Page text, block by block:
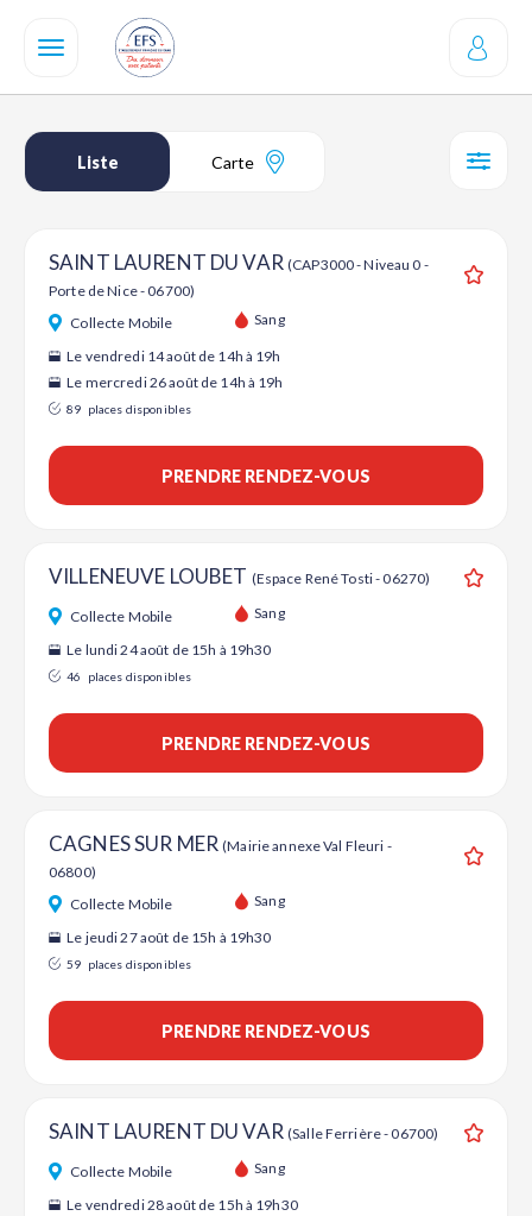
contenu
Liste Carte
SAINT LAURENT DU VAR (CAP3000 - Niveau 0 -
Porte de Nice - 06700)
Collecte Mobile Sang
Le vendredi 14 août de 14h à 19h
Le mercredi 26 août de 14h à 19h
89 places disponibles
PRENDRE RENDEZ-VOUS
VILLENEUVE LOUBET (Espace René Tosti - 06270)
Collecte Mobile Sang
Le lundi 24 août de 15h à 19h30
46 places disponibles
PRENDRE RENDEZ-VOUS
CAGNES SUR MER(Mairie annexe Val Fleuri -
06800)
Collecte Mobile Sang
Le jeudi 27 août de 15h à 19h30
59 places disponibles
PRENDRE RENDEZ-VOUS
SAINT LAURENT DU VAR (Salle Ferrière - 06700)
Collecte Mobile Sang
Le vendredi 28 août de 15h à 19h30